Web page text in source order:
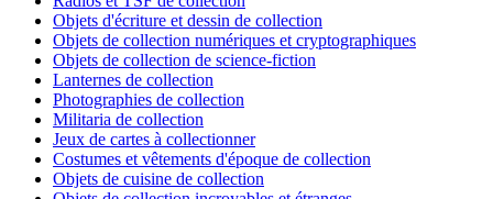
Objets d'écriture et dessin de collection
Objets de collection numériques et cryptographiques
Objets de collection de science-fiction
Lanternes de collection
Photographies de collection
Militaria de collection
Jeux de cartes à collectionner
Costumes et vêtements d'époque de collection
Objets de cuisine de collection